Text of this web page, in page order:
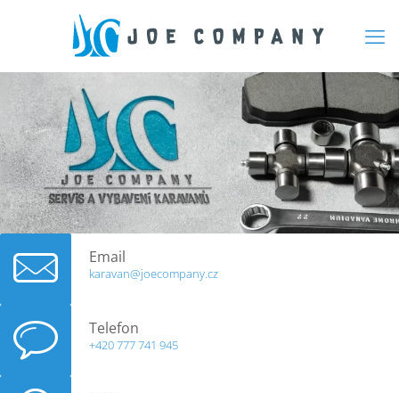
Email
karavan@joecompany.cz
Telefon
+420 777 741 945